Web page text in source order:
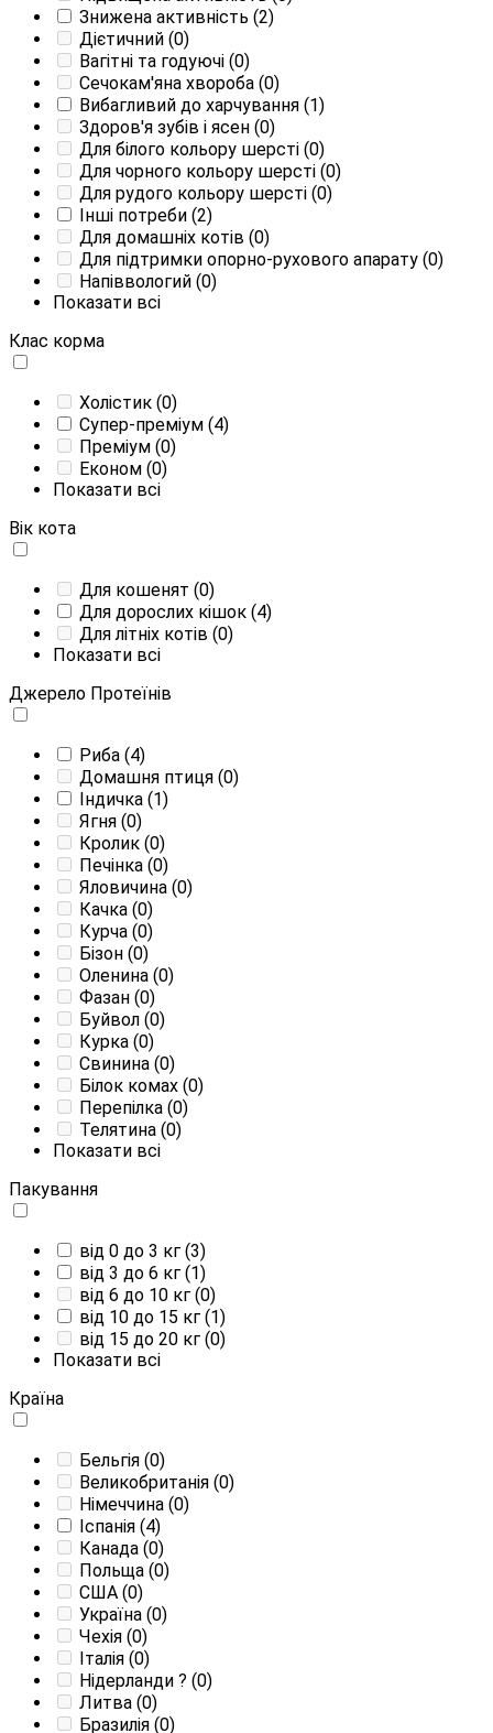
Знижена активність (2)
Дієтичний (0)
Вагітні та годуючі (0)
Сечокам'яна хвороба (0)
Вибагливий до харчування (1)
Здоров'я зубів і ясен (0)
Для білого кольору шерсті (0)
Для чорного кольору шерсті (0)
Для рудого кольору шерсті (0)
Інші потреби (2)
Для домашніх котів (0)
Для підтримки опорно-рухового апарату (0)
Напіввологий (0)
Показати всі
Клас корма
Холістик (0)
Супер-преміум (4)
Преміум (0)
Економ (0)
Показати всі
Вік кота
Для кошенят (0)
Для дорослих кішок (4)
Для літніх котів (0)
Показати всі
Джерело Протеїнів
Риба (4)
Домашня птиця (0)
Індичка (1)
Ягня (0)
Кролик (0)
Печінка (0)
Яловичина (0)
Качка (0)
Курча (0)
Бізон (0)
Оленина (0)
Фазан (0)
Буйвол (0)
Курка (0)
Свинина (0)
Білок комах (0)
Перепілка (0)
Телятина (0)
Показати всі
Пакування
від 0 до 3 кг (3)
від 3 до 6 кг (1)
від 6 до 10 кг (0)
від 10 до 15 кг (1)
від 15 до 20 кг (0)
Показати всі
Країна
Бельгія (0)
Великобританія (0)
Німеччина (0)
Іспанія (4)
Канада (0)
Польща (0)
США (0)
Україна (0)
Чехія (0)
Італія (0)
Нідерланди ? (0)
Литва (0)
Бразилія (0)